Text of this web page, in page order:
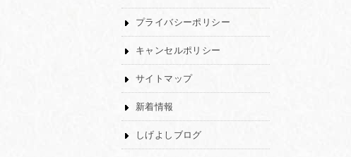
プライバシーポリシー
キャンセルポリシー
サイトマップ
新着情報
しげよしブログ